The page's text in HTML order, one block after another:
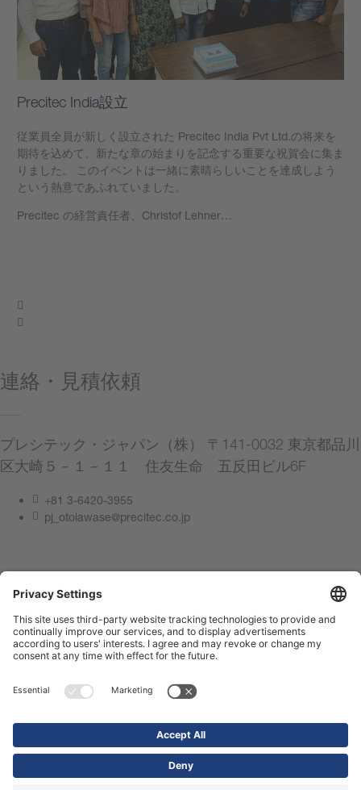
Precitec India設立
従業員全員が新しく設立された Precitec India Pvt Ltd.の将来を
期待を込めて、新たな章の始まりを記念する重要な祝賀会に集ま
りました。 このイベントは一緒に素晴らしいことを達成しよう
という熱意であふれていました。
Precitec の経営責任者、Christof Lehner…
連絡・見積依頼
プレシテック・ジャパン（株） 〒141-0032 東京都品川
区大崎５－１－１１ 住友生命 五反田ビル6F
+81 3-6420-3955
pj_otoiawase@precitec.co.jp
サイト管理者情報
利用規約
Shop